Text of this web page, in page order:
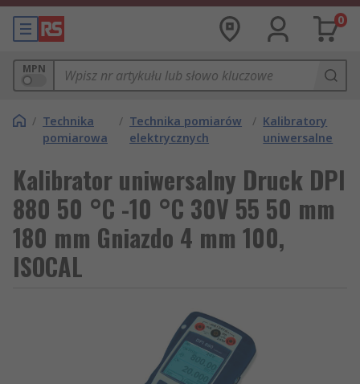
0
MPN
/ Technika
pomiarowa
/ Technika pomiarów
elektrycznych
/ Kalibratory
uniwersalne
Kalibrator uniwersalny Druck DPI
880 50 °C -10 °C 30V 55 50 mm
180 mm Gniazdo 4 mm 100,
ISOCAL